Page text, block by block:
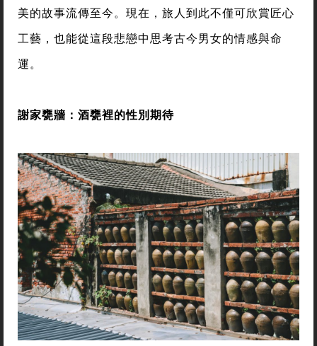
美的故事流傳至今。現在，旅人到此不僅可欣賞匠心
工藝，也能從這段悲戀中思考古今男女的情感與命
運。
謝家甕牆：酒甕裡的性別期待